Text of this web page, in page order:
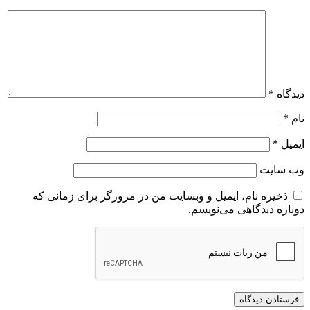
دیدگاه *
نام *
ایمیل *
وب‌ سایت
ذخیره نام، ایمیل و وبسایت من در مرورگر برای زمانی که
دوباره دیدگاهی می‌نویسم.